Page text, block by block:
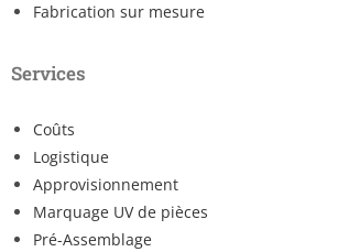
Fabrication sur mesure
Services
Coûts
Logistique
Approvisionnement
Marquage UV de pièces
Pré-Assemblage